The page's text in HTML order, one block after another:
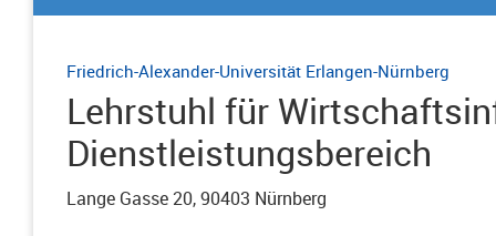
Friedrich-Alexander-Universität Erlangen-Nürnberg
Lehrstuhl für
Dienstleistungsbereich
Lange Gasse 20, 90403 Nürnberg